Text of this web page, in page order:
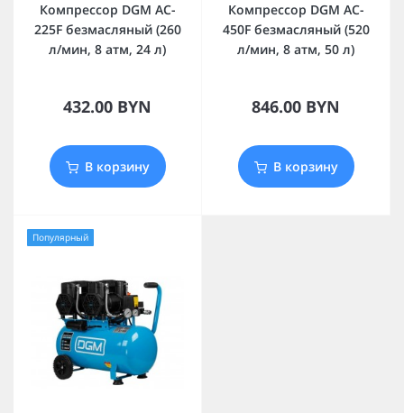
Компрессор DGM AC-
225F безмасляный (260
л/мин, 8 атм, 24 л)
432.00 BYN
В корзину
Компрессор DGM AC-
450F безмасляный (520
л/мин, 8 атм, 50 л)
846.00 BYN
В корзину
Популярный